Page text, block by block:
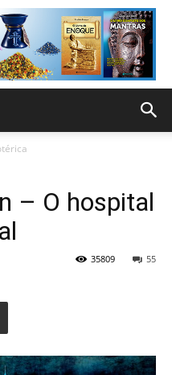
– O hospital
55
35809